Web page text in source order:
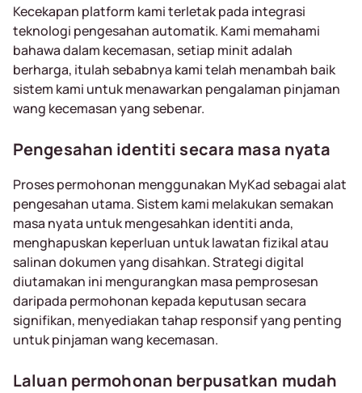
Kecekapan platform kami terletak pada integrasi
teknologi pengesahan automatik. Kami memahami
bahawa dalam kecemasan, setiap minit adalah
berharga, itulah sebabnya kami telah menambah baik
sistem kami untuk menawarkan pengalaman pinjaman
wang kecemasan yang sebenar.
Pengesahan identiti secara masa nyata
Proses permohonan menggunakan MyKad sebagai alat
pengesahan utama. Sistem kami melakukan semakan
masa nyata untuk mengesahkan identiti anda,
menghapuskan keperluan untuk lawatan fizikal atau
salinan dokumen yang disahkan. Strategi digital
diutamakan ini mengurangkan masa pemprosesan
daripada permohonan kepada keputusan secara
signifikan, menyediakan tahap responsif yang penting
untuk pinjaman wang kecemasan.
Laluan permohonan berpusatkan mudah